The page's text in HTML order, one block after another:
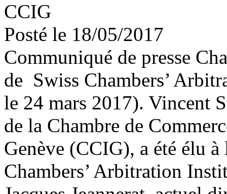
CCIG
Posté le 18/05/2017
Communiqué de presse
de Swiss Chambers’
le 24 mars 2017). Vincent
de la Chambre de
Genève (CCIG), a été élu
Chambers’ Arbitration